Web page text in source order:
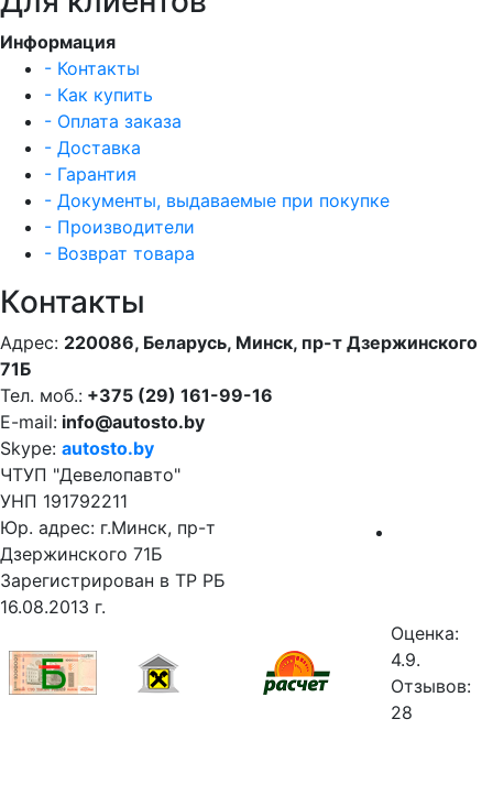
Информация
- Контакты
- Как купить
- Оплата заказа
- Доставка
- Гарантия
- Документы, выдаваемые при покупке
- Производители
- Возврат товара
Контакты
Адрес: 220086, Беларусь, Минск, пр-т Дзержинского
71Б
Тел. моб.: +375 (29) 161-99-16
E-mail: info@autosto.by
Skype: autosto.by
ЧТУП "Девелопавто"
УНП 191792211
Юр. адрес: г.Минск, пр-т
Дзержинского 71Б
Зарегистрирован в ТР РБ
16.08.2013 г.
Оценка:
4.9.
Отзывов:
28